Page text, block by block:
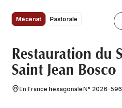
Mécénat Pastorale
Restauration du
Saint Jean Bosco
En France hexagonaleN° 2026-596